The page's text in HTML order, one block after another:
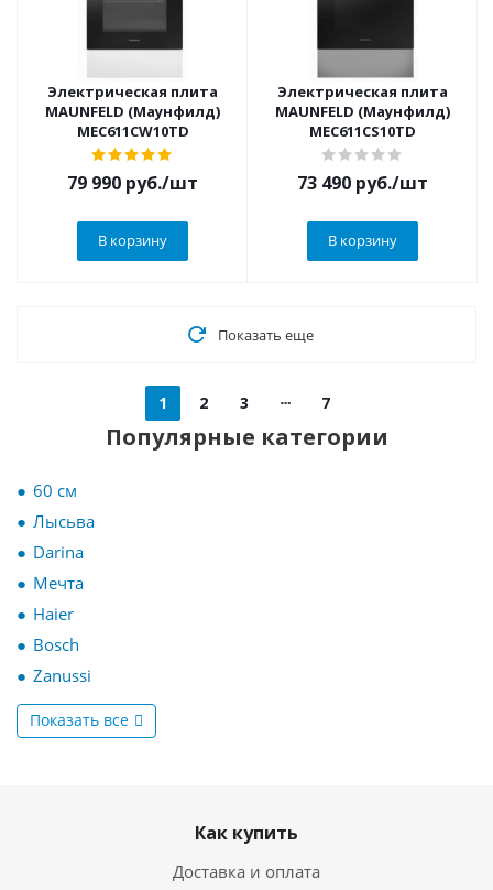
Электрическая плита
MAUNFELD (Маунфилд)
MEC611CW10TD
79 990 руб./шт
В корзину
Электрическая плита
MAUNFELD (Маунфилд)
MEC611CS10TD
73 490 руб./шт
В корзину
Показать еще
1 2 3 7
Популярные категории
60 см
Лысьва
Darina
Мечта
Haier
Bosch
Zanussi
Показать все
Как купить
Доставка и оплата